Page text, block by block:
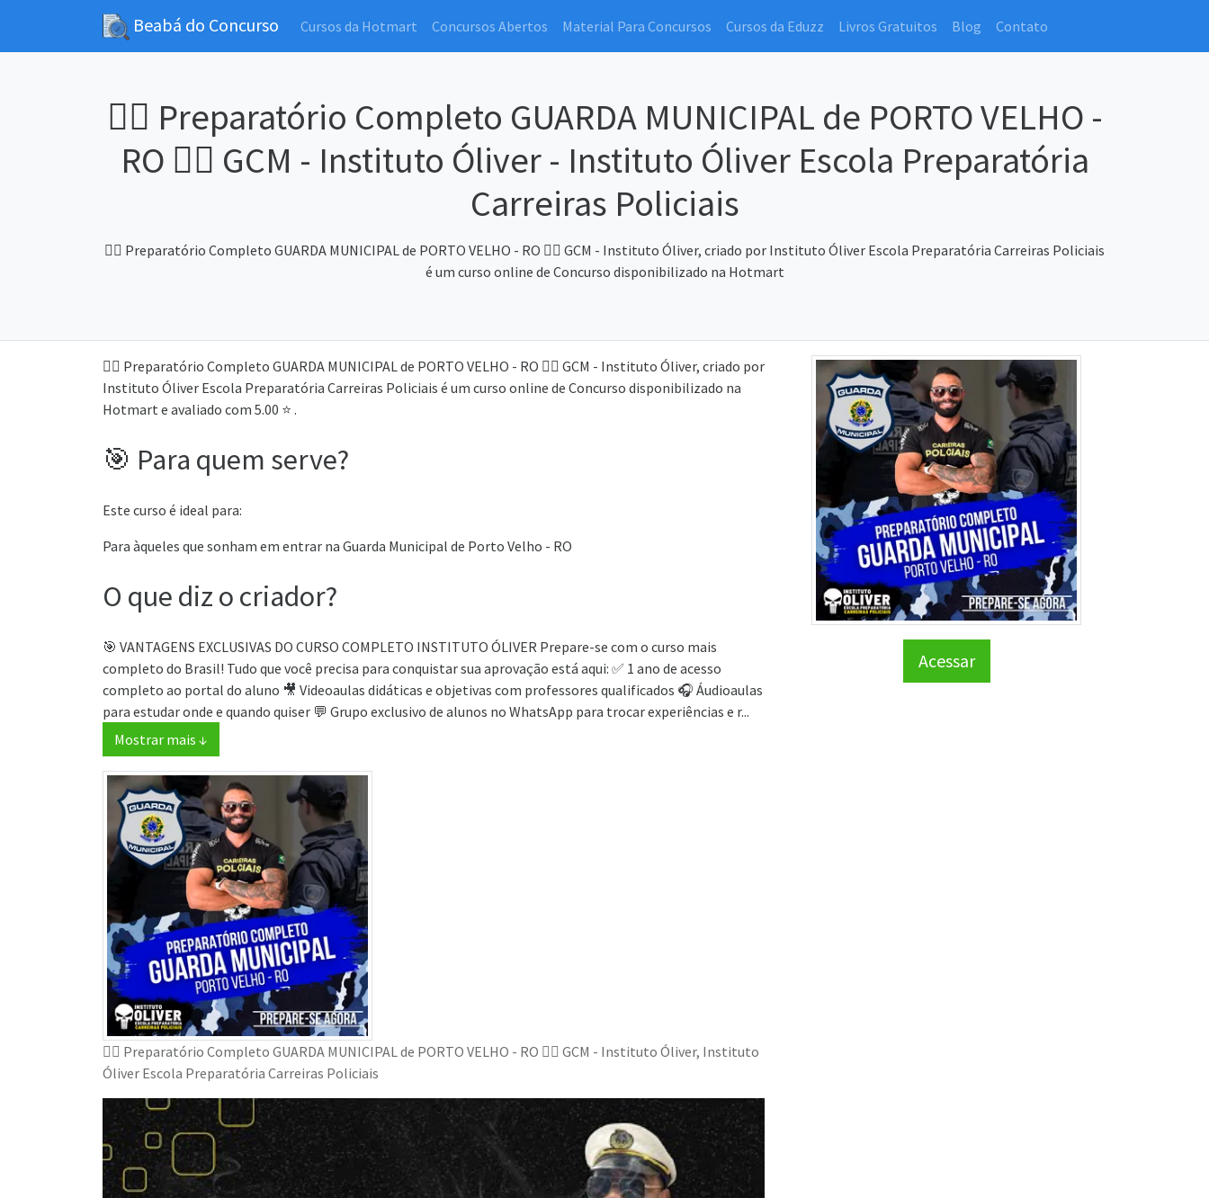
Beabá do Concurso Cursos da Hotmart Concursos Abertos Material Para Concursos Cursos da Eduzz Livros Gratuitos Blog Contato
👮‍♂️ Preparatório Completo GUARDA MUNICIPAL de PORTO VELHO -
RO 👮‍♂️ GCM - Instituto Óliver - Instituto Óliver Escola Preparatória
Carreiras Policiais
👮‍♂️ Preparatório Completo GUARDA MUNICIPAL de PORTO VELHO - RO 👮‍♂️ GCM - Instituto Óliver, criado por Instituto Óliver Escola Preparatória Carreiras Policiais
é um curso online de Concurso disponibilizado na Hotmart
👮‍♂️ Preparatório Completo GUARDA MUNICIPAL de PORTO VELHO - RO 👮‍♂️ GCM - Instituto Óliver, criado por
Instituto Óliver Escola Preparatória Carreiras Policiais é um curso online de Concurso disponibilizado na
Hotmart e avaliado com 5.00 ⭐ .
🎯 Para quem serve?
Este curso é ideal para:
Para àqueles que sonham em entrar na Guarda Municipal de Porto Velho - RO
O que diz o criador?
🎯 VANTAGENS EXCLUSIVAS DO CURSO COMPLETO INSTITUTO ÓLIVER Prepare-se com o curso mais
completo do Brasil! Tudo que você precisa para conquistar sua aprovação está aqui: ✅ 1 ano de acesso
completo ao portal do aluno 🎥 Videoaulas didáticas e objetivas com professores qualificados 🎧 Áudioaulas
para estudar onde e quando quiser 💬 Grupo exclusivo de alunos no WhatsApp para trocar experiências e r...
Mostrar mais ↓
👮‍♂️ Preparatório Completo GUARDA MUNICIPAL de PORTO VELHO - RO 👮‍♂️ GCM - Instituto Óliver, Instituto
Óliver Escola Preparatória Carreiras Policiais
Acessar